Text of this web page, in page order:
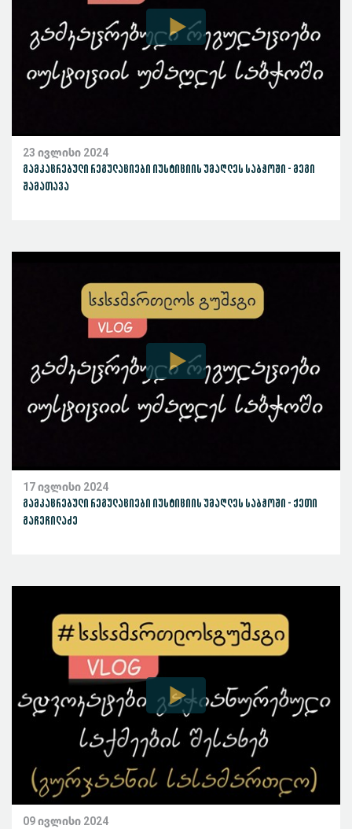
23 ივლისი 2024
გამკაცრებული რეგულაციები იუსტიციის უმაღლეს საბჭოში - მეგი
შამათავა
17 ივლისი 2024
გამკაცრებული რეგულაციები იუსტიციის უმაღლეს საბჭოში - ქეთი
გაჩეჩილაძე
09 ივლისი 2024